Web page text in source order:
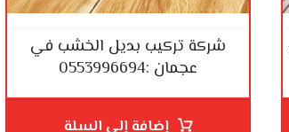
شركة تركيب بديل الخشب في
عجمان :0553996694
إضافة إلى السلة